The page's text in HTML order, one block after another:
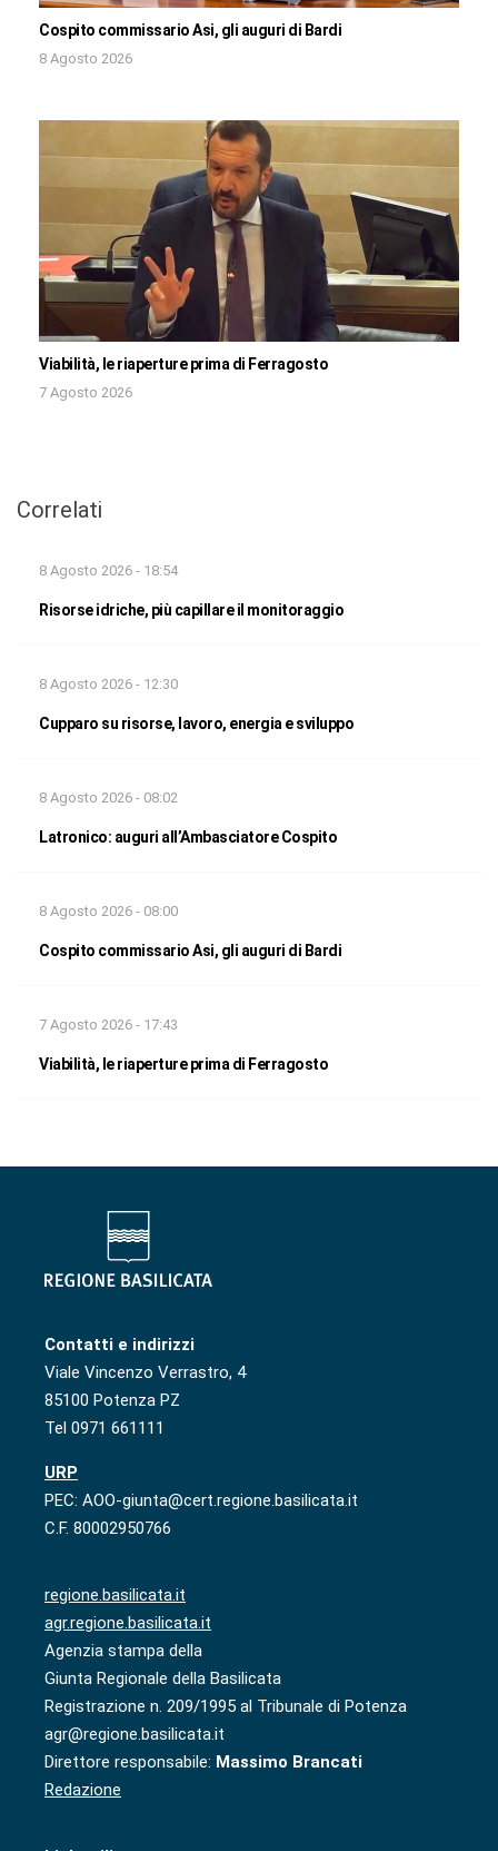
Cospito commissario Asi, gli auguri di Bardi
8 Agosto 2026
Viabilità, le riaperture prima di Ferragosto
7 Agosto 2026
Correlati
8 Agosto 2026 - 18:54
Risorse idriche, più capillare il monitoraggio
8 Agosto 2026 - 12:30
Cupparo su risorse, lavoro, energia e sviluppo
8 Agosto 2026 - 08:02
Latronico: auguri all’Ambasciatore Cospito
8 Agosto 2026 - 08:00
Cospito commissario Asi, gli auguri di Bardi
7 Agosto 2026 - 17:43
Viabilità, le riaperture prima di Ferragosto
Contatti e indirizzi
Viale Vincenzo Verrastro, 4
85100 Potenza PZ
Tel 0971 661111
URP
PEC: AOO-giunta@cert.regione.basilicata.it
C.F. 80002950766
regione.basilicata.it
agr.regione.basilicata.it
Agenzia stampa della
Giunta Regionale della Basilicata
Registrazione n. 209/1995 al Tribunale di Potenza
agr@regione.basilicata.it
Direttore responsabile: Massimo Brancati
Redazione